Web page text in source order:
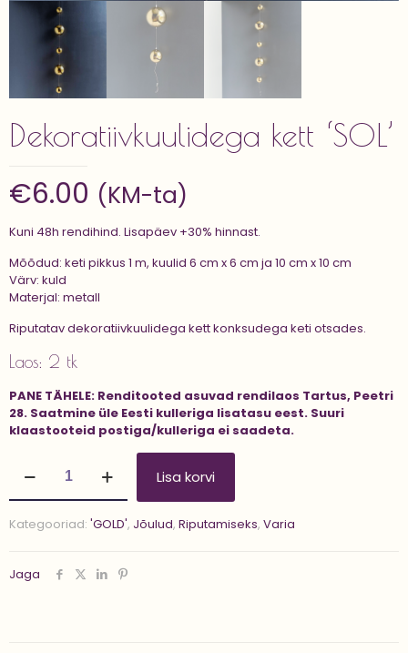
Dekoratiivkuulidega kett ‘SOL’
€6.00 (KM-ta)
Kuni 48h rendihind. Lisapäev +30% hinnast.
Mõõdud: keti pikkus 1 m, kuulid 6 cm x 6 cm ja 10 cm x 10 cm
Värv: kuld
Materjal: metall
Riputatav dekoratiivkuulidega kett konksudega keti otsades.
Laos: 2 tk
PANE TÄHELE: Renditooted asuvad rendilaos Tartus, Peetri
28. Saatmine üle Eesti kulleriga lisatasu eest. Suuri
klaastooteid postiga/kulleriga ei saadeta.
kett
'SOL'
Lisa korvi
Kategooriad: 'GOLD', Jõulud, Riputamiseks, Varia
Jaga